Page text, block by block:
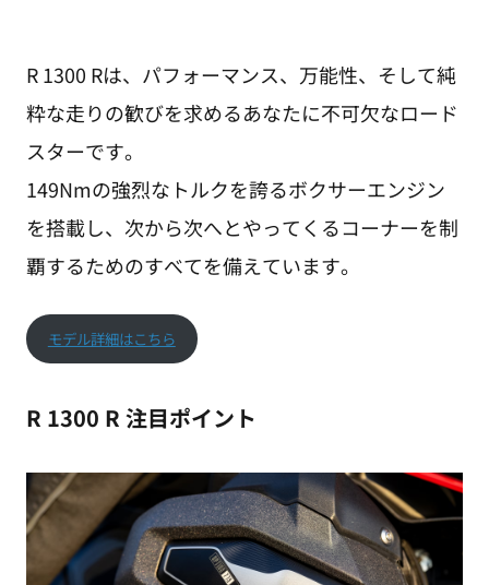
R 1300 Rは、パフォーマンス、万能性、そして純
粋な走りの歓びを求めるあなたに不可欠なロード
スターです。
149Nmの強烈なトルクを誇るボクサーエンジン
を搭載し、次から次へとやってくるコーナーを制
覇するためのすべてを備えています。
モデル詳細はこちら
R 1300 R 注目ポイント